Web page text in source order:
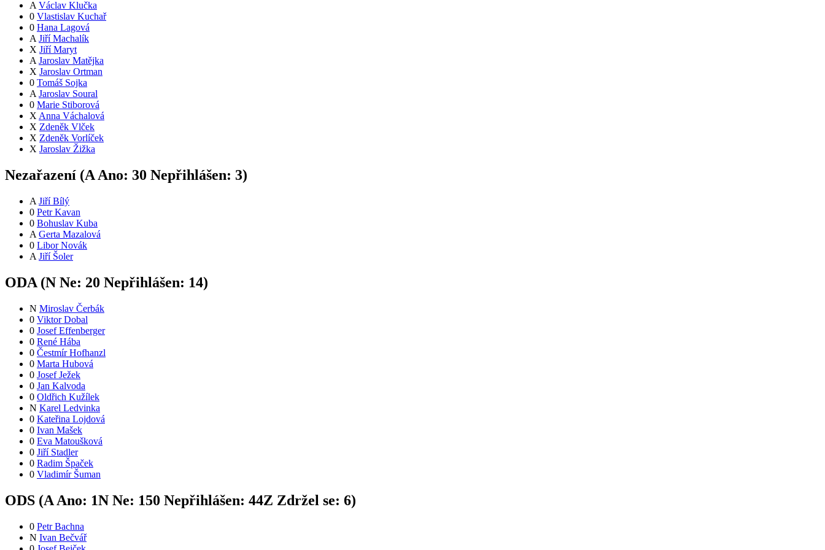
A Václav Klučka
0 Vlastislav Kuchař
0 Hana Lagová
A Jiří Machalík
X Jiří Maryt
A Jaroslav Matějka
X Jaroslav Ortman
0 Tomáš Sojka
A Jaroslav Soural
0 Marie Stiborová
XAnna Váchalová
X Zdeněk Vlček
X Zdeněk Vorlíček
X Jaroslav Žižka
Nezařazení (AAno: 30 Nepřihlášen: 3)
A Jiří Bílý
0 Petr Kavan
0 Bohuslav Kuba
A Gerta Mazalová
0 Libor Novák
A Jiří Šoler
ODA (N Ne: 20 Nepřihlášen: 14)
N Miroslav Čerbák
0 Viktor Dobal
0 Josef Effenberger
0 René Hába
0 Čestmír Hofhanzl
0 Marta Hubová
0 Josef Ježek
0 Jan Kalvoda
0 Oldřich Kužílek
N Karel Ledvinka
0 Kateřina Lojdová
0 Ivan Mašek
0 Eva Matoušková
0 Jiří Stadler
0 Radim Špaček
0 Vladimír Šuman
ODS (A Ano: 1N Ne: 150 Nepřihlášen: 44Z Zdržel se: 6)
0 Petr Bachna
N Ivan Bečvář